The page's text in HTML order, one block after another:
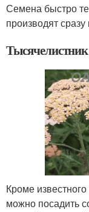
Семена быстро
производят
Тысячелистник
Кроме
можно посадить